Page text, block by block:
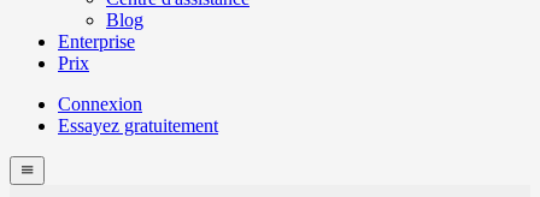
Blog
Enterprise
Prix
Menutech
navigation
Connexion
Essayez gratuitement
menu